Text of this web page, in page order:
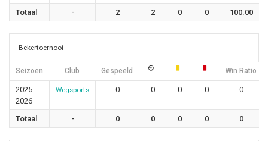
Totaal - 2 2 0 0 100.00
Bekertoernooi
Seizoen Club Gespeeld Win Ratio
2025-
2026
Wegsports 0 0 0 0 0
Totaal - 0 0 0 0 0